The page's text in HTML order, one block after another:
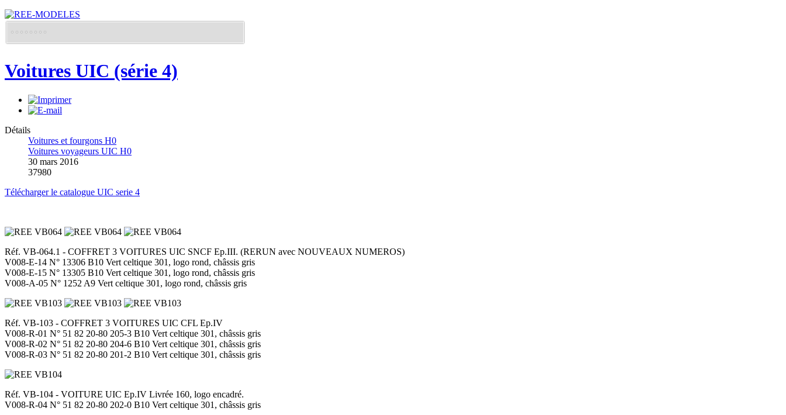
Voitures UIC (série 4)
Détails
Voitures et fourgons H0
Voitures voyageurs UIC H0
30 mars 2016
37980
Télécharger le catalogue UIC serie 4
Réf. VB-064.1 - COFFRET 3 VOITURES UIC SNCF Ep.III. (RERUN avec NOUVEAUX NUMEROS)
V008-E-14 N° 13306 B10 Vert celtique 301, logo rond, châssis gris
V008-E-15 N° 13305 B10 Vert celtique 301, logo rond, châssis gris
V008-A-05 N° 1252 A9 Vert celtique 301, logo rond, châssis gris
Réf. VB-103 - COFFRET 3 VOITURES UIC CFL Ep.IV
V008-R-01 N° 51 82 20-80 205-3 B10 Vert celtique 301, châssis gris
V008-R-02 N° 51 82 20-80 204-6 B10 Vert celtique 301, châssis gris
V008-R-03 N° 51 82 20-80 201-2 B10 Vert celtique 301, châssis gris
Réf. VB-104 - VOITURE UIC Ep.IV Livrée 160, logo encadré.
V008-R-04 N° 51 82 20-80 202-0 B10 Vert celtique 301, châssis gris